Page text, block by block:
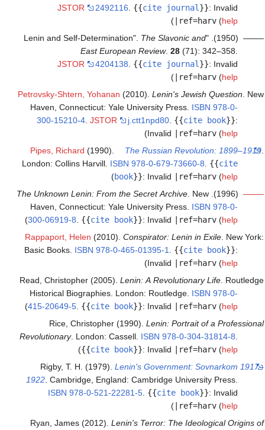
JSTOR
2492116 {{cite journal }}: Invalid
|ref=harv(help
)
———
(1950). "Lenin and Self-Determination".
The Slavonic and
East European Review. 28(71): 342–358.
JSTOR
4204138 {{cite journal }}: Invalid
|ref=harv(help
)
Petrovsky-Shtern, Yohanan (2010).Lenin's Jewish Question . New
Haven, Connecticut: Yale University Press. ISBN 978-0-
300-15210-4. JSTOR j.ctt1npd80. {{cite book}}:
Invalid
|ref=harv(help
)
Pipes, Richard (1990). The Russian Revolution: 1899–1919
London: Collins Harvill. ISBN 978-0-679-73660-8 {{cite
book}}: Invalid |ref=harv(help
)
———
(1996).
The Unknown Lenin: From the Secret Archive. New
Haven, Connecticut: Yale University Press. ISBN 978-0-
300-06919-8
{{cite book}}: Invalid |ref=harv(help
)
Rappaport, Helen (2010).Conspirator: Lenin in Exile . New York:
Basic Books. ISBN 978-0-465-01395-1 {{cite book}}:
Invalid
|ref=harv(help
)
Read, Christopher (2005).Lenin: A Revolutionary Life . Routledge
Historical Biographies. London: Routledge. ISBN 978-0-
415-20649-5. {{cite book}}: Invalid |ref=harv(help
)
Rice, Christopher (1990).Lenin: Portrait of a Professional
Revolutionary. London: Cassell. ISBN 978-0-304-31814-8
{{cite book}}: Invalid |ref=harv(help
)
Rigby, T. H. (1979).Lenin's Government: Sovnarkom 1917–
1922. Cambridge, England: Cambridge University Press.
ISBN 978-0-521-22281-5. {{cite book}}: Invalid
|ref=harv(help
)
Ryan, James (2012).Lenin's Terror: The Ideological Origins of